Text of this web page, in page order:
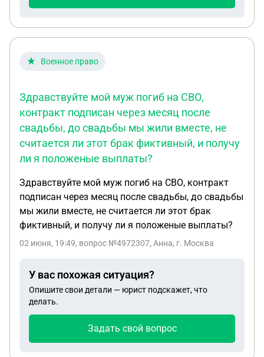
Военное право
Здравствуйте мой муж погиб на СВО,
контракт подписан через месяц после
свадьбы, до свадьбы мы жили вместе, не
считается ли этот брак фиктивный, и получу
ли я положеные выплаты?
Здравствуйте мой муж погиб на СВО, контракт
подписан через месяц после свадьбы, до свадьбы
мы жили вместе, не считается ли этот брак
фиктивный, и получу ли я положеные выплаты?
02 июня, 19:49, вопрос №4972307, Анна, г. Москва
У вас похожая ситуация?
Опишите свои детали — юрист подскажет, что
делать.
Задать свой вопрос